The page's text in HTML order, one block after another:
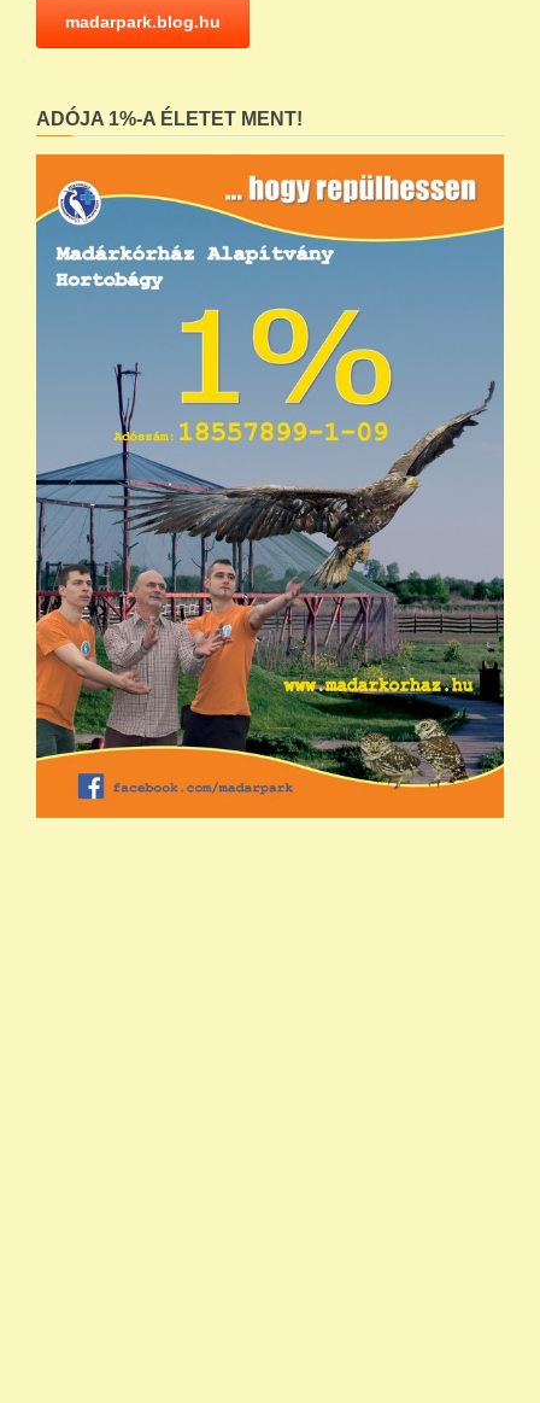
madarpark.blog.hu
ADÓJA 1%-A ÉLETET MENT!